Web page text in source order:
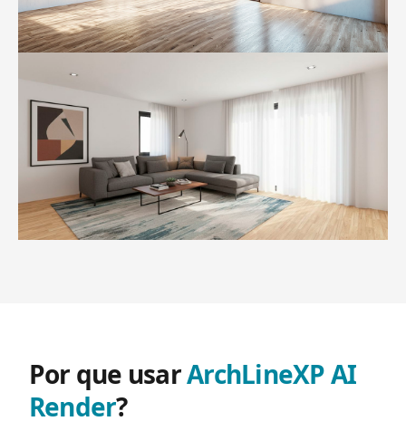
Por que usarArchLineXP AI
Render?